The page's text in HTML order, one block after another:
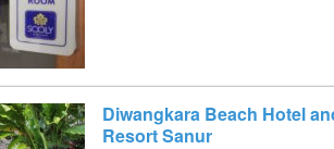
Diwangkara Beach Hotel
Resort Sanur